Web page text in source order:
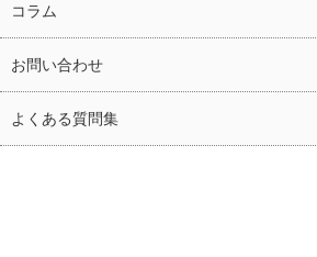
コラム
お問い合わせ
よくある質問集